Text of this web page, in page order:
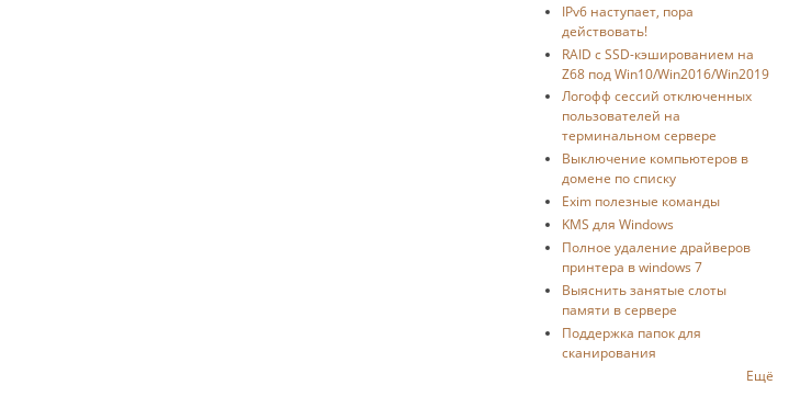
IPv6 наступает, пора
действовать!
RAID с SSD-кэшированием на
Z68 под Win10/Win2016/Win2019
Логофф сессий отключенных
пользователей на
терминальном сервере
Выключение компьютеров в
домене по списку
Exim полезные команды
KMS для Windows
Полное удаление драйверов
принтера в windows 7
Выяснить занятые слоты
памяти в сервере
Поддержка папок для
сканирования
Ещё